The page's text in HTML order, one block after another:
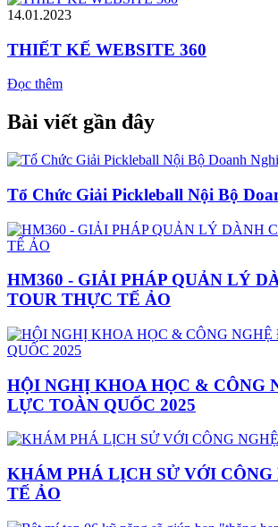
14.01.2023
THIẾT KẾ WEBSITE 360
Đọc thêm
Bài viết gần đây
Tổ Chức Giải Pickleball Nội Bộ
HM360 - GIẢI PHÁP QUẢN LÝ
TOUR THỰC TẾ ẢO
HỘI NGHỊ KHOA HỌC & CÔNG
LỰC TOÀN QUỐC 2025
KHÁM PHÁ LỊCH SỬ VỚI CÔNG
TẾ ẢO